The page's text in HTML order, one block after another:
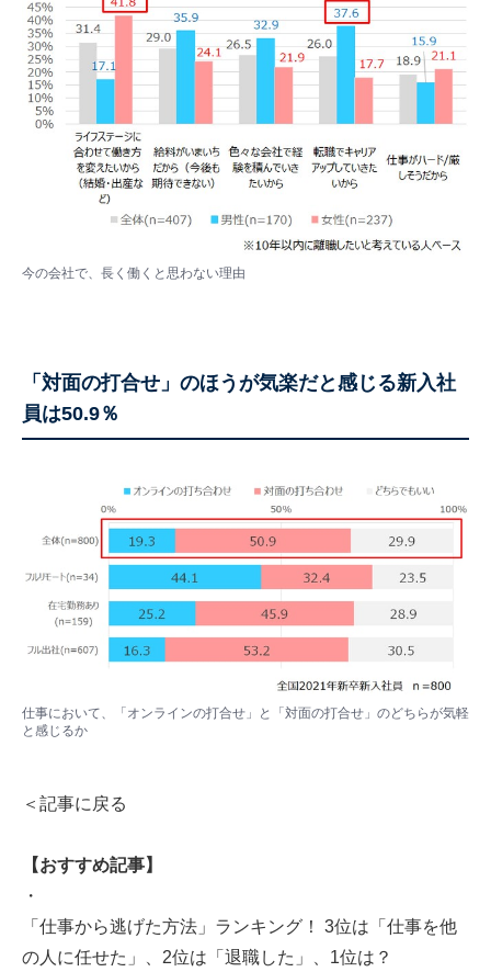
今の会社で、長く働くと思わない理由
「対面の打合せ」のほうが気楽だと感じる新入社
員は50.9％
仕事において、「オンラインの打合せ」と「対面の打合せ」のどちらが気軽
と感じるか
＜記事に戻る
【おすすめ記事】
・
「仕事から逃げた方法」ランキング！ 3位は「仕事を他
の人に任せた」、2位は「退職した」、1位は？